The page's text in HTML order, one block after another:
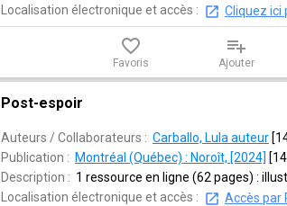
Localisation électronique et accès :
Cliquez ici
favorite_border
Favoris
playlist_add
Ajouter
Post-espoir
Auteurs / Collaborateurs : Carballo, Lula auteur [
Publication : Montréal (Québec) : Noroît, [2024] [
Description : 1 ressource en ligne (62 pages) :
Localisation électronique et accès :
Accès par